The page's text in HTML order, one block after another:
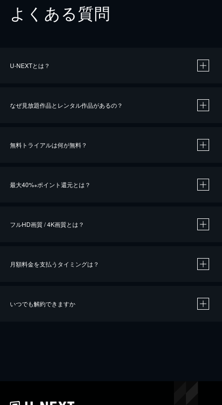
よくある質問
U-NEXTとは？
なぜ見放題作品とレンタル作品があるの？
無料トライアルは何が無料？
最大40%※ポイント還元とは？
※40％ポイント還元の対象は、クレジットカード決済による作品の購入 / レンタルです。
iOSアプリのUコイン決済による作品の購入 / レンタルは、20％のポイント還元です。
フルHD画質 / 4K画質とは？
月額料金を支払うタイミングは？
いつでも解約できますか